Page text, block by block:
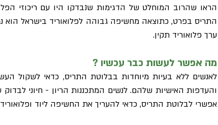
הראו שהרוב המוחלט של הדגימות שנבדקו היו עם ריכוזי
התריס בפרט, כתוצאה מחשיפה גבוהה לפלואוריד בישראל
ערך פלואוריד תקין.
מה אפשר לעשות כבר עכשיו ?
לאנשים ללא בעיות מיוחדות בבלוטת התריס, כדאי לשקול
והעדפות האישיות שלהם. לנשים המתכננות הריון - חיוני
אפשרי לבלוטת התריס, כדאי להעריך את החשיפה ליוד